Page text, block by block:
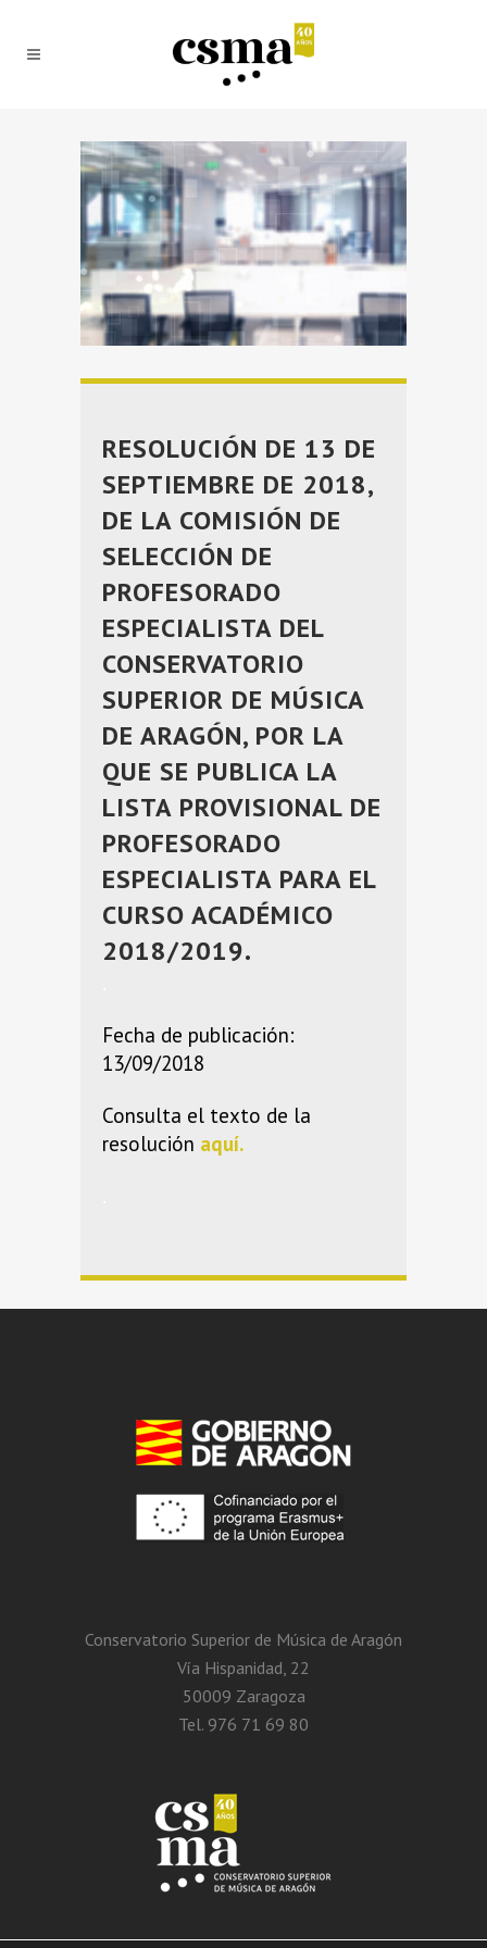
RESOLUCIÓN DE 13 DE
SEPTIEMBRE DE 2018,
DE LA COMISIÓN DE
SELECCIÓN DE
PROFESORADO
ESPECIALISTA DEL
CONSERVATORIO
SUPERIOR DE MÚSICA
DE ARAGÓN, POR LA
QUE SE PUBLICA LA
LISTA PROVISIONAL DE
PROFESORADO
ESPECIALISTA PARA EL
CURSO ACADÉMICO
2018/2019.
Fecha de publicación:
13/09/2018
Consulta el texto de la
resolución aquí.
Conservatorio Superior de Música de Aragón
Vía Hispanidad, 22
50009 Zaragoza
Tel. 976 71 69 80